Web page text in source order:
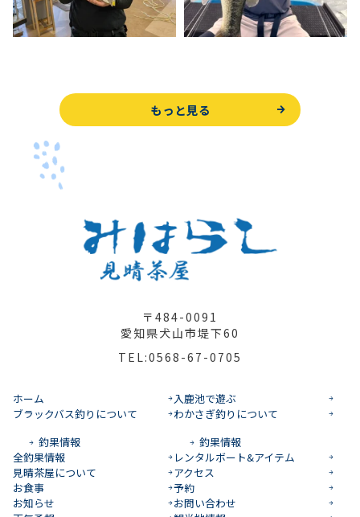
もっと見る
〒484-0091
愛知県犬山市堤下60
TEL:0568-67-0705
ホーム
入鹿池で遊ぶ
ブラックバス釣りについて
釣果情報
わかさぎ釣りについて
釣果情報
全釣果情報
レンタルボート&アイテム
見晴茶屋について
アクセス
お食事
予約
お知らせ
お問い合わせ